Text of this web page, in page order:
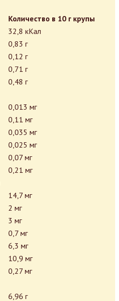
Количество в 10 г крупы
32,8 кКал
0,83 г
0,12 г
0,71 г
0,48 г
0,013 мг
0,11 мг
0,035 мг
0,025 мг
0,07 мг
0,21 мг
14,7 мг
2 мг
3 мг
0,7 мг
6,3 мг
10,9 мг
0,27 мг
6,96 г